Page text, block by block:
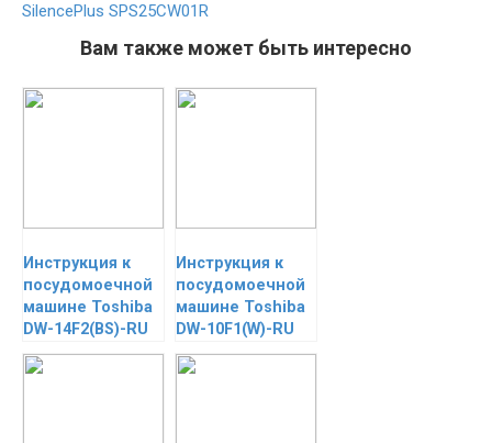
SilencePlus SPS25CW01R
Вам также может быть интересно
Инструкция к
посудомоечной
машине Toshiba
DW-14F2(BS)-RU
Инструкция к
посудомоечной
машине Toshiba
DW-10F1(W)-RU